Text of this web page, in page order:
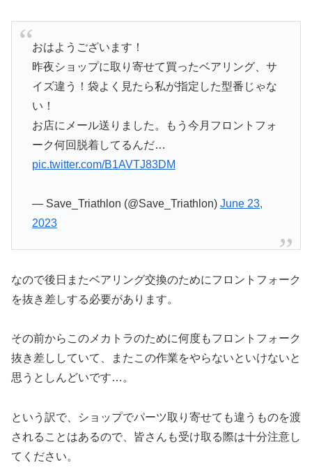
おはようございます！
昨夜ショップに取り寄せて買ったベアリング、サ
イズ違う！袋よく見たら私が指定した型番じゃな
い！
お店にメール送りました。もう今月フロントフォ
ーク何回脱着してるんだ…
pic.twitter.com/B1AVTJ83DM
— Save_Triathlon (@Save_Triathlon) June 23,
2023
なので後日またベアリング交換のためにフロントフォーク
を抜き差しする必要があります。
その前からこのメカトラのために何度もフロントフォーク
抜き差ししていて、またこの作業をやらないといけないと
思うとしんどいです…。
という訳で、ショップでパーツ取り寄せても違うものを渡
されることはあるので、皆さんも受け取る際は十分注意し
てください。